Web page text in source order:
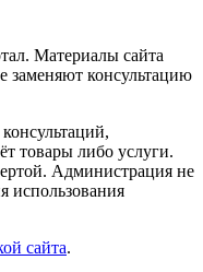
Материалы сайта
заменяют консультацию
товары либо услуги.
Администрация не
использования
сайта.